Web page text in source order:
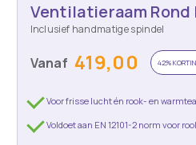
Ventilatieraam
Inclusief handmatige spindel
Vanaf 419,00 42%
Voor frisse lucht én rook- en
Voldoet aan EN 12101-2 norm voor